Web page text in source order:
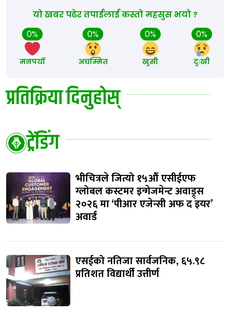
यो खबर पढेर तपाईलाई कस्तो महसुस भयो ?
0%
मनपर्यो
0%
अचम्मित
0%
खुसी
0%
दुःखी
प्रतिक्रिया दिनुहोस्
ट्रेंडिंग
भीचित्रले जित्यो १५औं एसीईएफ
ग्लोबल कस्टमर इन्गेजमेन्ट अवाड्र्स
२०२६ मा ‘पीआर एजेन्सी अफ द इयर’
अवार्ड
एसईको नतिजा सार्वजनिक, ६५.९८
प्रतिशत विद्यार्थी उत्तीर्ण